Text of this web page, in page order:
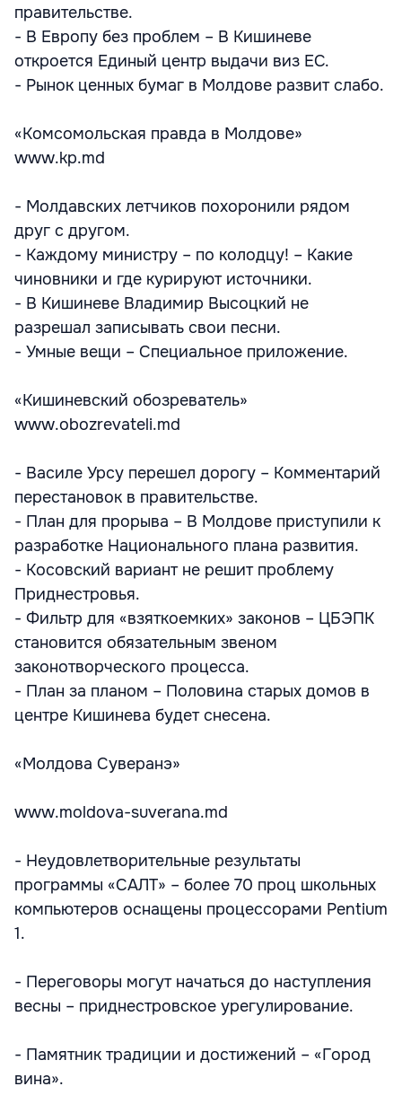
правительстве.
- В Европу без проблем – В Кишиневе
откроется Единый центр выдачи виз ЕС.
- Рынок ценных бумаг в Молдове развит слабо.
«Комсомольская правда в Молдове»
www.kp.md
- Молдавских летчиков похоронили рядом
друг с другом.
- Каждому министру – по колодцу! – Какие
чиновники и где курируют источники.
- В Кишиневе Владимир Высоцкий не
разрешал записывать свои песни.
- Умные вещи – Специальное приложение.
«Кишиневский обозреватель»
www.obozrevateli.md
- Василе Урсу перешел дорогу – Комментарий
перестановок в правительстве.
- План для прорыва – В Молдове приступили к
разработке Национального плана развития.
- Косовский вариант не решит проблему
Приднестровья.
- Фильтр для «взяткоемких» законов – ЦБЭПК
становится обязательным звеном
законотворческого процесса.
- План за планом – Половина старых домов в
центре Кишинева будет снесена.
«Молдова Суверанэ»
www.moldova-suverana.md
- Неудовлетворительные результаты
программы «САЛТ» – более 70 проц школьных
компьютеров оснащены процессорами Pentium
1.
- Переговоры могут начаться до наступления
весны – приднестровское урегулирование.
- Памятник традиции и достижений – «Город
вина».